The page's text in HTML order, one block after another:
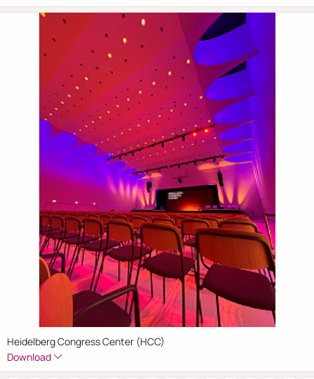
Heidelberg Congress Center (HCC)
Download